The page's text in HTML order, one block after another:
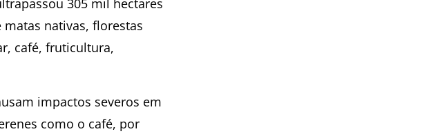
305 mil hectares
nativas, florestas
café, fruticultura,
impactos severos em
como o café, por